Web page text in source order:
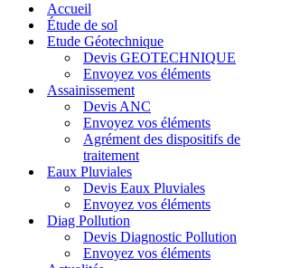
navigationAccueil
Étude de sol
Etude Géotechnique
Devis GEOTECHNIQUE
Envoyez vos éléments
Assainissement
Devis ANC
Envoyez vos éléments
Agrément des dispositifs de
traitement
Eaux Pluviales
Devis Eaux Pluviales
Envoyez vos éléments
Diag Pollution
Devis Diagnostic Pollution
Envoyez vos éléments